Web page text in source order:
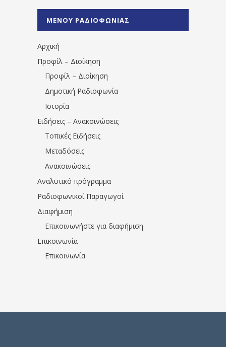
1531194763766854/" artist="" ]
ΜΕΝΟΥ ΡΑΔΙΟΦΩΝΙΑΣ
Αρχική
Προφίλ – Διοίκηση
Προφίλ – Διοίκηση
Δημοτική Ραδιοφωνία
Ιστορία
Ειδήσεις – Ανακοινώσεις
Τοπικές Ειδήσεις
Μεταδόσεις
Ανακοινώσεις
Αναλυτικό πρόγραμμα
Ραδιοφωνικοί Παραγωγοί
Διαφήμιση
Επικοινωνήστε για διαφήμιση
Επικοινωνία
Επικοινωνία